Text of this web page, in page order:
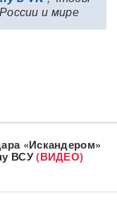
и мире
«Искандером»
ВСУ(ВИДЕО)